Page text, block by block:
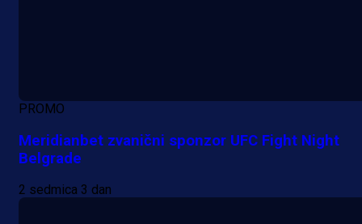
PROMO
Meridianbet zvanični sponzor UFC Fight Night
Belgrade
2 sedmica 3 dan